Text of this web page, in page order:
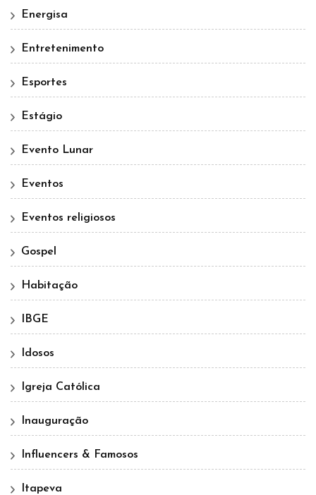
Energisa
Entretenimento
Esportes
Estágio
Evento Lunar
Eventos
Eventos religiosos
Gospel
Habitação
IBGE
Idosos
Igreja Católica
Inauguração
Influencers & Famosos
Itapeva